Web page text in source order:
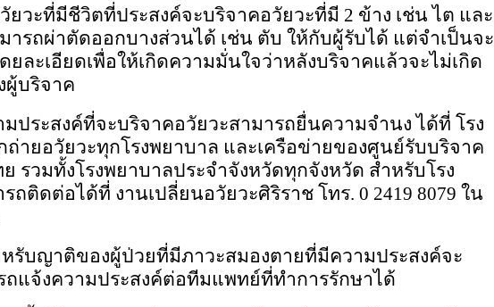
ยวะที่มีชีวิตที่ประสงค์จะบริจาคอวัยวะที่มี 2 ข้าง เช่น ไต และ
ารถผ่าตัดออกบางส่วนได้ เช่น ตับ ให้กับผู้รับได้ แต่จำเป็นจะ
ยละเอียดเพื่อให้เกิดความมั่นใจว่าหลังบริจาคแล้วจะไม่เกิด
ผู้บริจาค
ประสงค์ที่จะบริจาคอวัยวะสามารถยื่นความจำนง ได้ที่ โรง
ายอวัยวะทุกโรงพยาบาล และเครือข่ายของศูนย์รับบริจาค
รวมทั้งโรงพยาบาลประจำจังหวัดทุกจังหวัด สำหรับโรง
ถติดต่อได้ที่ งานเปลี่ยนอวัยวะศิริราช โทร. 0 2419 8079 ใน
รับญาติของผู้ป่วยที่มีภาวะสมองตายที่มีความประสงค์จะ
ถแจ้งความประสงค์ต่อทีมแพทย์ที่ทำการรักษาได้